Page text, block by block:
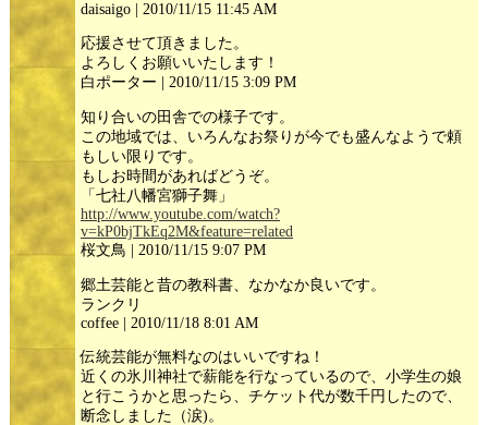
daisaigo | 2010/11/15 11:45 AM
応援させて頂きました。
よろしくお願いいたします！
白ポーター | 2010/11/15 3:09 PM
知り合いの田舎での様子です。
この地域では、いろんなお祭りが今でも盛んなようで頼
もしい限りです。
もしお時間があればどうぞ。
「七社八幡宮獅子舞」
http://www.youtube.com/watch?
v=kP0bjTkEq2M&feature=related
桜文鳥 | 2010/11/15 9:07 PM
郷土芸能と昔の教科書、なかなか良いです。
ランクリ
coffee | 2010/11/18 8:01 AM
伝統芸能が無料なのはいいですね！
近くの氷川神社で薪能を行なっているので、小学生の娘
と行こうかと思ったら、チケット代が数千円したので、
断念しました（涙)。